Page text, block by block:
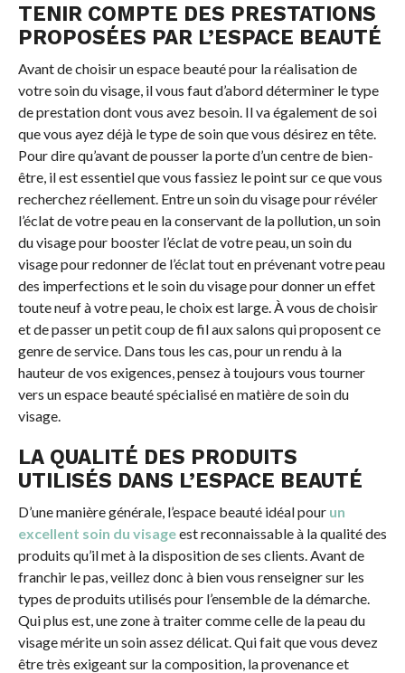
TENIR COMPTE DES PRESTATIONS
PROPOSÉES PAR L’ESPACE BEAUTÉ
Avant de choisir un espace beauté pour la réalisation de
votre soin du visage, il vous faut d’abord déterminer le type
de prestation dont vous avez besoin. Il va également de soi
que vous ayez déjà le type de soin que vous désirez en tête.
Pour dire qu’avant de pousser la porte d’un centre de bien-
être, il est essentiel que vous fassiez le point sur ce que vous
recherchez réellement. Entre un soin du visage pour révéler
l’éclat de votre peau en la conservant de la pollution, un soin
du visage pour booster l’éclat de votre peau, un soin du
visage pour redonner de l’éclat tout en prévenant votre peau
des imperfections et le soin du visage pour donner un effet
toute neuf à votre peau, le choix est large. À vous de choisir
et de passer un petit coup de fil aux salons qui proposent ce
genre de service. Dans tous les cas, pour un rendu à la
hauteur de vos exigences, pensez à toujours vous tourner
vers un espace beauté spécialisé en matière de soin du
visage.
LA QUALITÉ DES PRODUITS
UTILISÉS DANS L’ESPACE BEAUTÉ
D’une manière générale, l’espace beauté idéal pour un
excellent soin du visageest reconnaissable à la qualité des
produits qu’il met à la disposition de ses clients. Avant de
franchir le pas, veillez donc à bien vous renseigner sur les
types de produits utilisés pour l’ensemble de la démarche.
Qui plus est, une zone à traiter comme celle de la peau du
visage mérite un soin assez délicat. Qui fait que vous devez
être très exigeant sur la composition, la provenance et